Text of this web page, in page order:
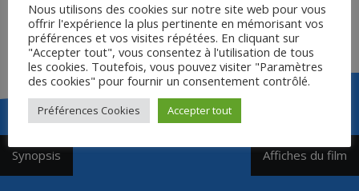
L’itinéraire d’un jeune délinquant qui, après avoir volé une
voiture et tué un policier, est traqué par la police…
Navigation
de
Synopsis Affiches du film
Nous utilisons des cookies sur notre site web pour vous
offrir l'expérience la plus pertinente en mémorisant vos
préférences et vos visites répétées. En cliquant sur
"Accepter tout", vous consentez à l'utilisation de tous
les cookies. Toutefois, vous pouvez visiter "Paramètres
des cookies" pour fournir un consentement contrôlé.
Préférences Cookies Accepter tout